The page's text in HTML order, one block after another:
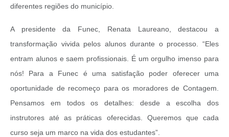
diferentes regiões do município.
A presidente da Funec, Renata Laureano, destacou a
transformação vivida pelos alunos durante o processo. “Eles
entram alunos e saem profissionais. É um orgulho imenso para
nós! Para a Funec é uma satisfação poder oferecer uma
oportunidade de recomeço para os moradores de Contagem.
Pensamos em todos os detalhes: desde a escolha dos
instrutores até as práticas oferecidas. Queremos que cada
curso seja um marco na vida dos estudantes”.